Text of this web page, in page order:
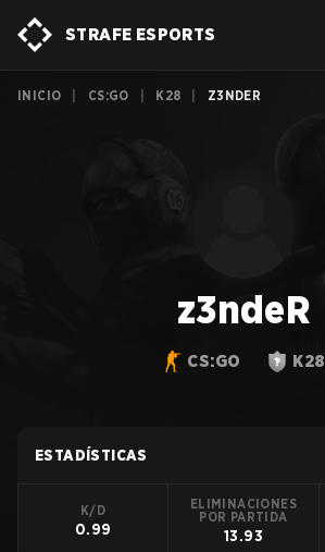
STRAFE ESPORTS
INICIO CS:GO K28 Z3NDER
z3ndeR
CS:GO K28
ESTADÍSTICAS
K/D
0.99
ELIMINACIONES
POR PARTIDA
13.93